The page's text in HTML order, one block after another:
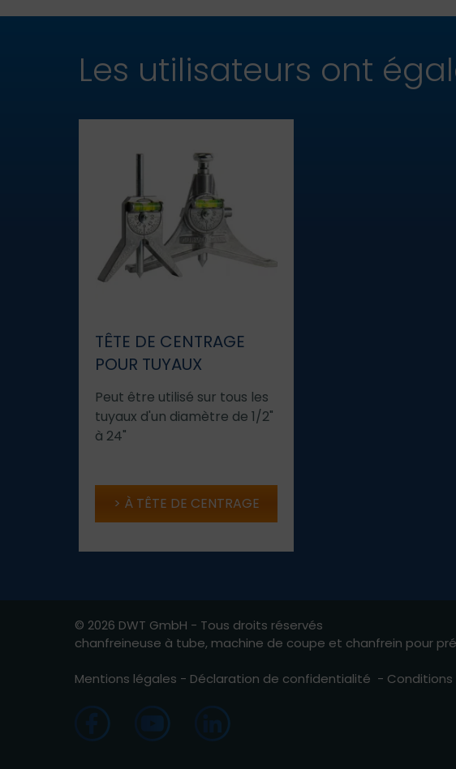
Les utilisateurs ont
TÊTE DE CENTRAGE
POUR TUYAUX
Peut être utilisé sur tous les
tuyaux d'un diamètre de 1/2"
à 24"
À TÊTE DE CENTRAGE
© 2026 DWT GmbH - Tous droits réservés
chanfreineuse à tube, machine de coupe et chanfrein pour
Mentions légales - Déclaration de confidentialité -